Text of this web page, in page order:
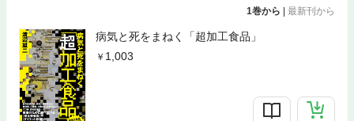
1巻から 最新刊から
病気と死をまねく「超加工食品」
1,003